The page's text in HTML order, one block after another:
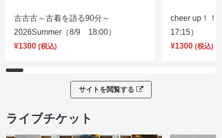
古古古～古着を語る90分～
2026Summer（8/9 18:00）
¥1300 (税込)
cheer up！
17:15）
¥1300 (税込)
サイトを閲覧する
ライブチケット